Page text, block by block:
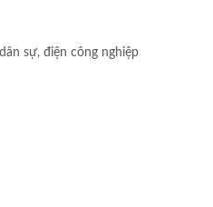
sự, điện công nghiệp